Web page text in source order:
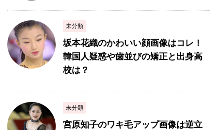
未分類
坂本花織のかわいい顔画像はコレ！
韓国人疑惑や歯並びの矯正と出身高
校は？
未分類
宮原知子のワキ毛アップ画像は逆立